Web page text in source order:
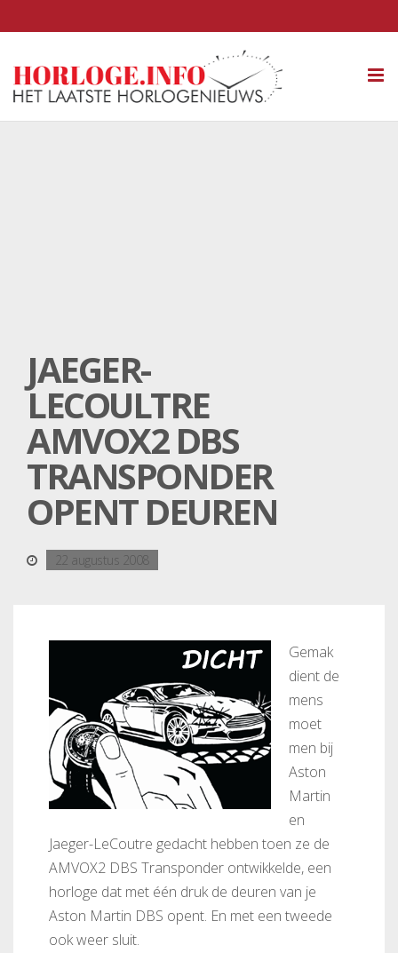
JAEGER-
LECOULTRE
AMVOX2 DBS
TRANSPONDER
OPENT DEUREN
22 augustus 2008
Gemak
dient de
mens
moet
men bij
Aston
Martin
en
Jaeger-LeCoutre gedacht hebben toen ze de
AMVOX2 DBS Transponder ontwikkelde, een
horloge dat met één druk de deuren van je
Aston Martin DBS opent. En met een tweede
ook weer sluit.